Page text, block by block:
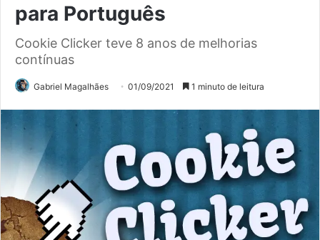
para Português
Cookie Clicker teve 8 anos de melhorias
contínuas
Gabriel Magalhães 01/09/2021 1 minuto de leitura